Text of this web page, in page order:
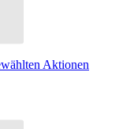
Aktionen